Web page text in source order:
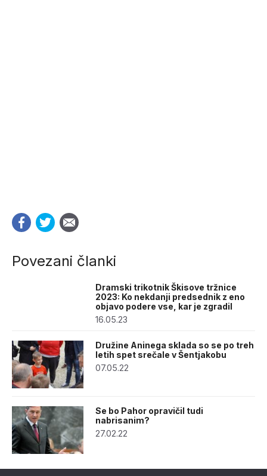
Povezani članki
Dramski trikotnik Škisove tržnice
2023: Ko nekdanji predsednik z eno
objavo podere vse, kar je zgradil
16.05.23
Družine Aninega sklada so se po treh
letih spet srečale v Šentjakobu
07.05.22
Se bo Pahor opravičil tudi
nabrisanim?
27.02.22